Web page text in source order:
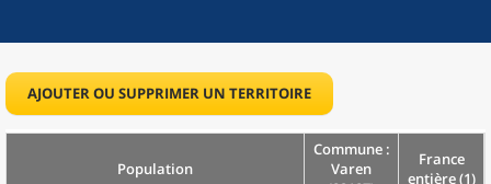
AJOUTER OU SUPPRIMER UN TERRITOIRE
Population
Commune :
Varen
France
entière (1)